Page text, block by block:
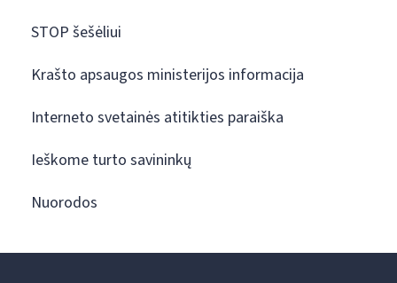
STOP šešėliui
Krašto apsaugos ministerijos informacija
Interneto svetainės atitikties paraiška
Ieškome turto savininkų
Nuorodos